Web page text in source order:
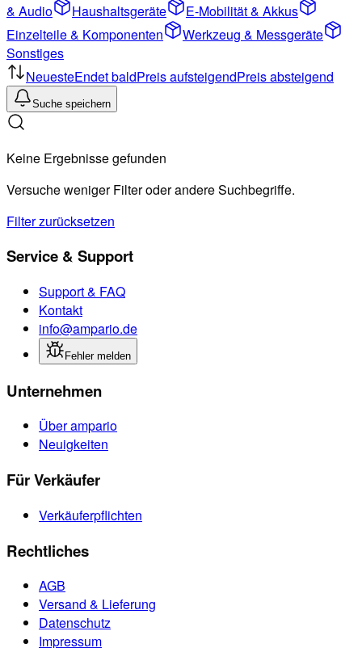
& Audio
Haushaltsgeräte
E-Mobilität & Akkus
Einzelteile & Komponenten
Werkzeug & Messgeräte
Sonstiges
NeuesteEndet baldPreis aufsteigendPreis absteigend
Suche speichern
Keine Ergebnisse gefunden
Versuche weniger Filter oder andere Suchbegriffe.
Filter zurücksetzen
Service & Support
Support & FAQ
Kontakt
info@ampario.de
Fehler melden
Unternehmen
Über ampario
Neuigkeiten
Für Verkäufer
Verkäuferpflichten
Rechtliches
AGB
Versand & Lieferung
Datenschutz
Impressum